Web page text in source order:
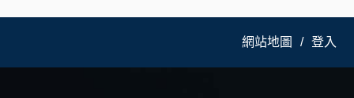
網站地圖 登入